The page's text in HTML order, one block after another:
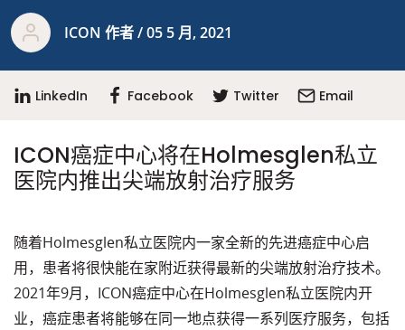
ICON 作者 / 05 5 月, 2021
LinkedIn Facebook Twitter Email
ICON癌症中心将在Holmesglen私立
医院内推出尖端放射治疗服务
随着Holmesglen私立医院内一家全新的先进癌症中心启
用，患者将很快能在家附近获得最新的尖端放射治疗技术。
2021年9月，ICON癌症中心在Holmesglen私立医院内开
业，癌症患者将能够在同一地点获得一系列医疗服务，包括